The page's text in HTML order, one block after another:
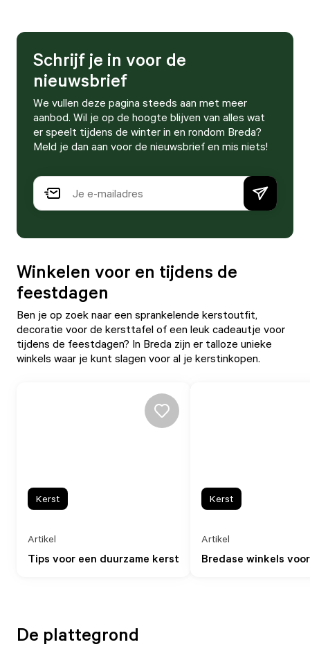
Schrijf je in voor de
nieuwsbrief
We vullen deze pagina steeds aan met meer
aanbod. Wil je op de hoogte blijven van alles wat
er speelt tijdens de winter in en rondom Breda?
Meld je dan aan voor de nieuwsbrief en mis niets!
Winkelen voor en tijdens de
feestdagen
Ben je op zoek naar een sprankelende kerstoutfit,
decoratie voor de kersttafel of een leuk cadeautje voor
tijdens de feestdagen? In Breda zijn er talloze unieke
winkels waar je kunt slagen voor al je kerstinkopen.
Tips voor een duurzame kerst
Artikel
Kerst
Bredase winkels
Artikel
Kerst
De plattegrond